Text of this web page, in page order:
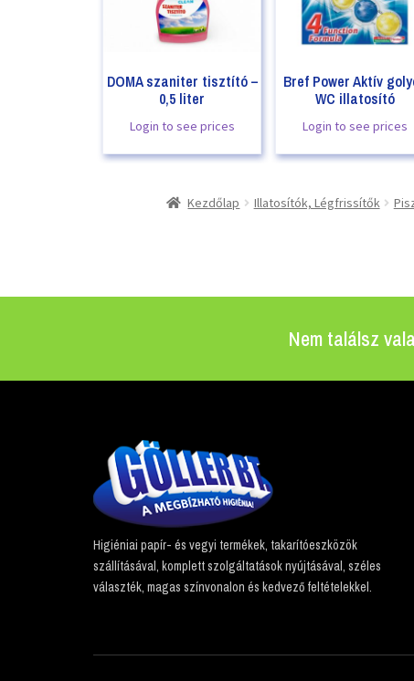
DOMA szaniter tisztító –
0,5 liter
Login to see prices
Bref Power Aktív
WC illatosító
Login to see prices
Kezdőlap Illatosítók, Légfrissítők
Nem találsz
Higiéniai papír- és vegyi termékek, takarítóeszközök
szállításával, komplett szolgáltatások nyújtásával, széles
választék, magas színvonalon és kedvező feltételekkel.